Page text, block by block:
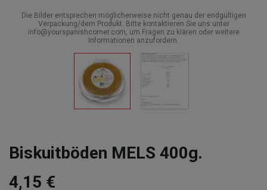
Die Bilder entsprechen möglicherweise nicht genau der endgültigen
Verpackung/dem Produkt. Bitte kontaktieren Sie uns unter
info@yourspanishcorner.com, um Fragen zu klären oder weitere
Informationen anzufordern.
Biskuitböden MELS 400g.
4,15 €